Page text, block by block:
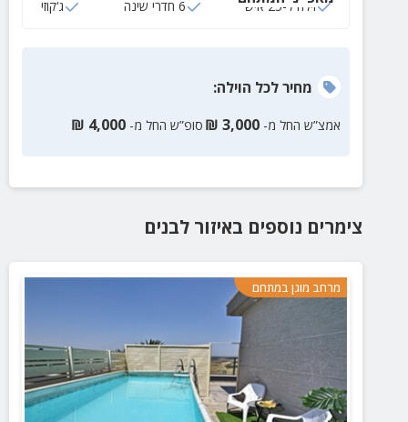
וילה ל-25 איש 6 חדרי שינה ג‘קוזי
מחירלכל הוילה:
אמצ”ש החל מ- 3,000
₪ סופ”ש החל מ- 4,000
₪
צימרים נוספים באיזור לבנים
מרחב מוגן במתחם